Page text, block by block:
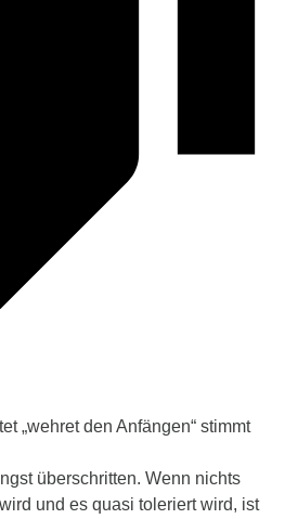
„wehret den Anfängen“ stimmt
überschritten. Wenn nichts
und es quasi toleriert wird, ist